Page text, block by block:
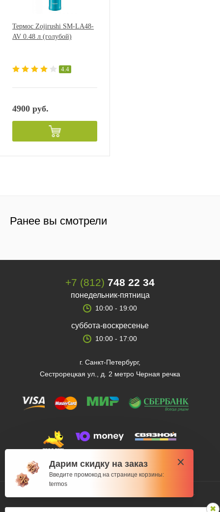
Термос Zojirushi SM-LA48-
AV 0.48 л (голубой)
4.4
4900 руб.
Дарим скидку на заказ
Введите промокод на странице корзины:
termos
Ранее вы смотрели
+7 (812) 748 22 34
понедельник-пятница
10:00 - 19:00
суббота-воскресенье
10:00 - 17:00
г. Санкт-Петербург,
Сестрорецкая ул., д. 2 метро Черная речка
© 2012 — 2026 Fishman-market.ru, Все права защищены.